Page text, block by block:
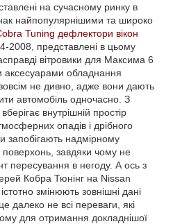
на сучасному ринку в
найпопулярнішими та широко
Tuning дефлектори вікон
2008, представлені в цьому
вітровики для Максима 6
аксесуарами обладнання
не дивно, адже вони дають
автомобіль одночасно. З
внутрішній простір
опадів і дрібного
запобігають надмірному
завдяки чому не
пересування в негоду. А ось з
Кобра Тюнінг на Nissan
змінюють зовнішні дані
далеко не всі переваги, які
для отримання докладнішої